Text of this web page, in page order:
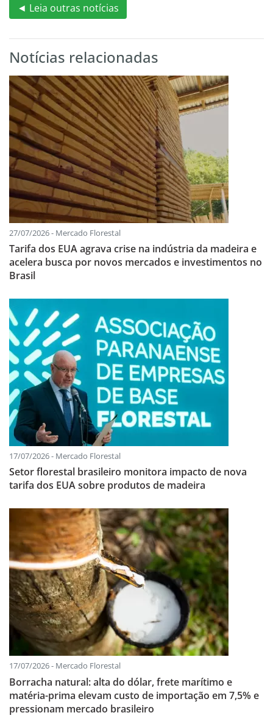
◄ Leia outras notícias
Notícias relacionadas
27/07/2026 - Mercado Florestal
Tarifa dos EUA agrava crise na indústria da madeira e
acelera busca por novos mercados e investimentos no
Brasil
17/07/2026 - Mercado Florestal
Setor florestal brasileiro monitora impacto de nova
tarifa dos EUA sobre produtos de madeira
17/07/2026 - Mercado Florestal
Borracha natural: alta do dólar, frete marítimo e
matéria-prima elevam custo de importação em 7,5% e
pressionam mercado brasileiro